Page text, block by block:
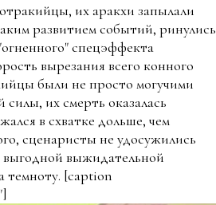
их аракхи запылали
развитием событий, ринулись
спецэффекта
вырезания всего конного
были не просто могучими
их смерть оказалась
в схватке дольше, чем
сценаристы не удосужились
выгодной выжидательной
темноту. [caption